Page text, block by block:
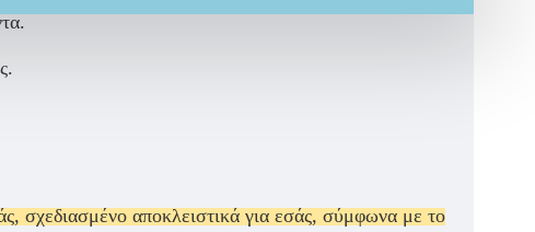
σχεδιασμένο αποκλειστικά για εσάς, σύμφωνα με το